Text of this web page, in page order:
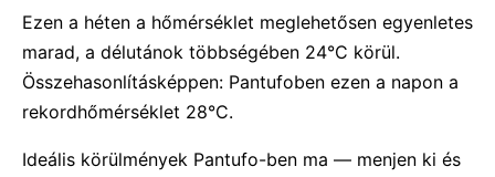
Ezen a héten a hőmérséklet meglehetősen egyenletes
marad, a délutánok többségében 24°C körül.
Összehasonlításképpen: Pantufoben ezen a napon a
rekordhőmérséklet 28°C.
Ideális körülmények Pantufo-ben ma — menjen ki és